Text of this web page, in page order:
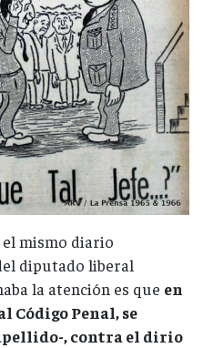
el mismo diario
diputado liberal
la atención es que en
Código Penal, se
, contra el dirio